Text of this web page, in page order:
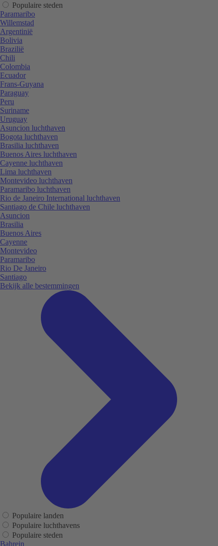
Populaire steden
Paramaribo
Willemstad
Argentinië
Bolivia
Brazilië
Chili
Colombia
Ecuador
Frans-Guyana
Paraguay
Peru
Suriname
Uruguay
Asuncion luchthaven
Bogota luchthaven
Brasilia luchthaven
Buenos Aires luchthaven
Cayenne luchthaven
Lima luchthaven
Montevideo luchthaven
Paramaribo luchthaven
Rio de Janeiro International luchthaven
Santiago de Chile luchthaven
Asuncion
Brasilia
Buenos Aires
Cayenne
Montevideo
Paramaribo
Rio De Janeiro
Santiago
Bekijk alle bestemmingen
Populaire landen
Populaire luchthavens
Populaire steden
Bahrein